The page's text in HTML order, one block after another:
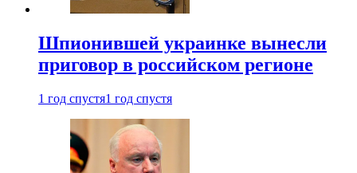
Шпионившей украинке вынесли
приговор в российском регионе
1 год спустя1 год спустя